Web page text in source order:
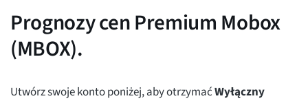
Prognozy cen Premium Mobox
(MBOX).
Utwórz swoje konto poniżej, aby otrzymaćWyłączny